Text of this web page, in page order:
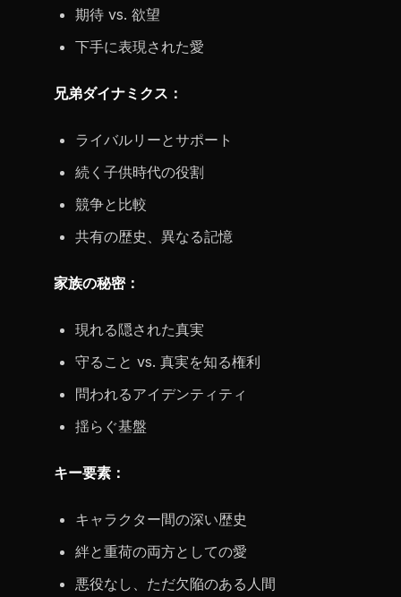
期待 vs. 欲望
下手に表現された愛
兄弟ダイナミクス：
ライバルリーとサポート
続く子供時代の役割
競争と比較
共有の歴史、異なる記憶
家族の秘密：
現れる隠された真実
守ること vs. 真実を知る権利
問われるアイデンティティ
揺らぐ基盤
キー要素：
キャラクター間の深い歴史
絆と重荷の両方としての愛
悪役なし、ただ欠陥のある人間